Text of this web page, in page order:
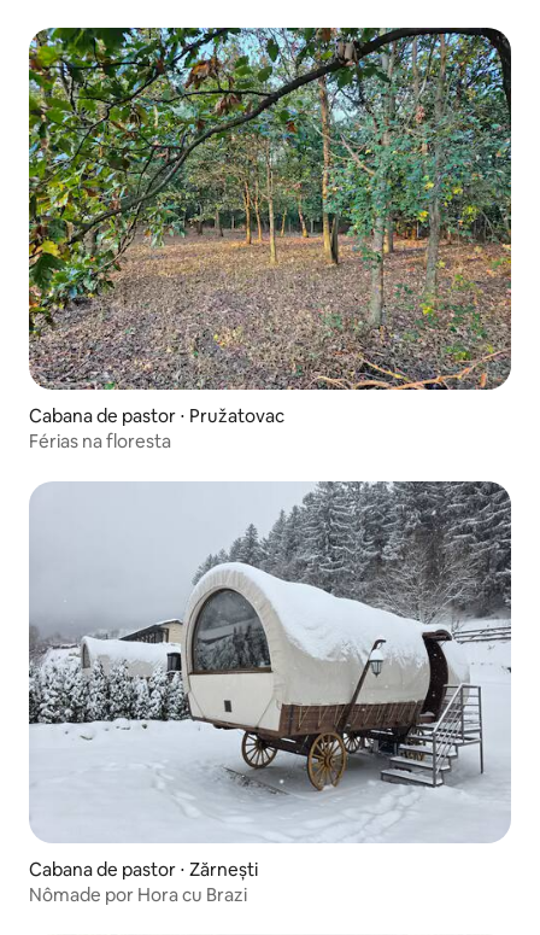
Cabana de pastor ⋅ Pružatovac
Férias na floresta
Cabana de pastor ⋅ Zărnești
Nômade por Hora cu Brazi